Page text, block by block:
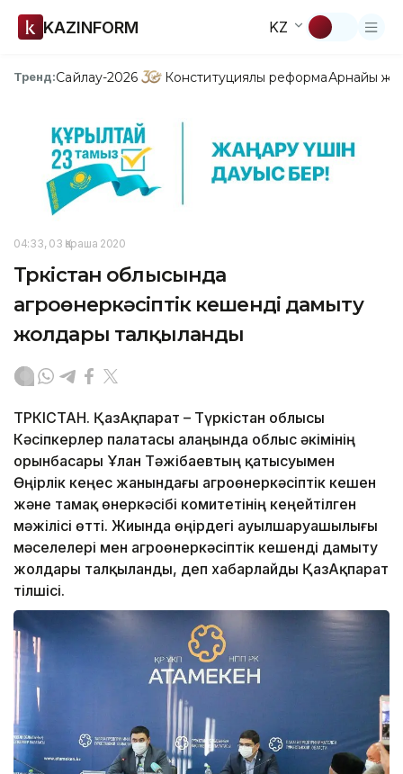
KAZINFORM KZ
Тренд:Сайлау-2026 Конституциялық реформаАрнайы
04:33, 03 Қараша 2020
Түркістан облысында
агроөнеркәсіптік кешенді дамыту
жолдары талқыланды
ТҮРКІСТАН. ҚазАқпарат – Түркістан облысы
Кәсіпкерлер палатасы алаңында облыс әкімінің
орынбасары Ұлан Тәжібаевтың қатысуымен
Өңірлік кеңес жанындағы агроөнеркәсіптік кешен
және тамақ өнеркәсібі комитетінің кеңейтілген
мәжілісі өтті. Жиында өңірдегі ауылшаруашылығы
мәселелері мен агроөнеркәсіптік кешенді дамыту
жолдары талқыланды, деп хабарлайды ҚазАқпарат
тілшісі.